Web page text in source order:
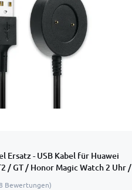
Ersatz - USB Kabel für Huawei
/ GT / Honor Magic Watch 2 Uhr /
Smartwatch - 1A PVC Datenkabel
Bewertungen)